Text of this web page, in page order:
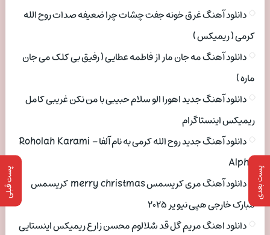
پست بعدی پست قبلی
دانلود آهنگ غرق خونه جفت چشات چرا ضعیفه صدات روح الله
کرمی ( ریمیکس )
دانلود آهنگ مه جان مار از فاطمه عطایی ( رفیق بی کلک می جان
ماره )
دانلود آهنگ جدید اهورا الو سلام حبیبی با من نکن غریبی کامل
ریمیکس اینستاگرام
دانلود آهنگ جدید روح الله کرمی به نام آلفا Roholah Karami –
Alpha
دانلود آهنگ مری کریسمس merry christmas کریسمس
مبارک خارجی هپی نیو یر ۲۰۲۵
دانلود اهنگ مریم گل قد شلالوم محسن زارع ریمیکس اینستایی